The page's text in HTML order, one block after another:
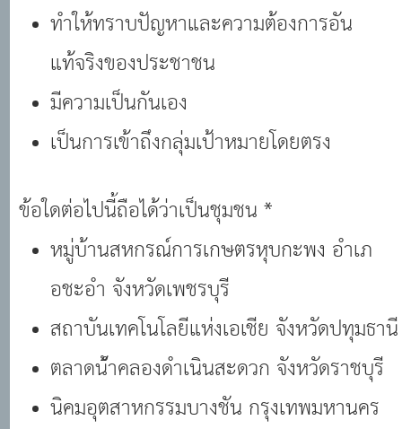
ทําให้ทราบปัญหาและความต้องการอัน
แท้จริงของประชาชน
มีความเป็นกันเอง
เป็นการเข้าถึงกลุ่มเป้าหมายโดยตรง
ข้อใดต่อไปนี้ถือได้ว่าเป็นชุมชน *
หมู่บ้านสหกรณ์การเกษตรหุบกะพง อําเภ
อชะอํา จังหวัดเพชรบุรี
สถาบันเทคโนโลยีแห่งเอเชีย จังหวัดปทุมธานี
ตลาดน้ําคลองดําเนินสะดวก จังหวัดราชบุรี
นิคมอุตสาหกรรมบางชัน กรุงเทพมหานคร